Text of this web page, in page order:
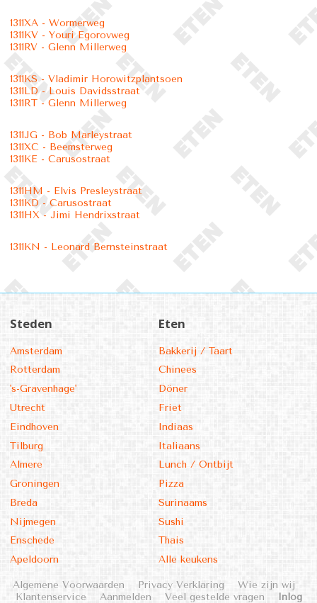
1311XA - Wormerweg
1311KV - Youri Egorovweg
1311RV - Glenn Millerweg
1311KS - Vladimir Horowitzplantsoen
1311LD - Louis Davidsstraat
1311RT - Glenn Millerweg
1311JG - Bob Marleystraat
1311XC - Beemsterweg
1311KE - Carusostraat
1311HM - Elvis Presleystraat
1311KD - Carusostraat
1311HX - Jimi Hendrixstraat
1311KN - Leonard Bernsteinstraat
Steden
Amsterdam
Rotterdam
's-Gravenhage'
Utrecht
Eindhoven
Tilburg
Almere
Groningen
Breda
Nijmegen
Enschede
Apeldoorn
Eten
Bakkerij / Taart
Chinees
Döner
Friet
Indiaas
Italiaans
Lunch / Ontbijt
Pizza
Surinaams
Sushi
Thais
Alle keukens
Algemene Voorwaarden Privacy Verklaring
Wie zijn wij
Klantenservice
Aanmelden Veel gestelde vragen Inlog